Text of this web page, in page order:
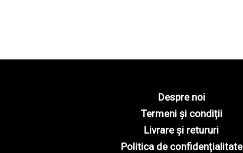
Despre noi
Termeni și condiții
Livrare și retururi
Politica de confidențialitate